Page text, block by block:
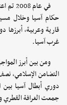
في
حكام آسيا وخلال
قارية وعربية، أبرزها
غرب آسيا.
ومن بين أبرز
التضامن الإسلامي،
دوري أبطال آسيا بين
جمعت الغرافة القطري